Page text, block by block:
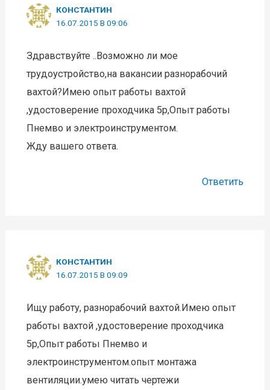
КОНСТАНТИН
16.07.2015 В 09:06
Здравствуйте ..Возможно ли мое
трудоустройство,на вакансии разнорабочий
вахтой?Имею опыт работы вахтой
,удостоверение проходчика 5р,Опыт работы
Пнемво и электроинструментом.
Жду вашего ответа.
Ответить
КОНСТАНТИН
16.07.2015 В 09:09
Ищу работу, разнорабочий вахтой.Имею опыт
работы вахтой ,удостоверение проходчика
5р,Опыт работы Пнемво и
электроинструментом.опыт монтажа
вентиляции.умею читать чертежи